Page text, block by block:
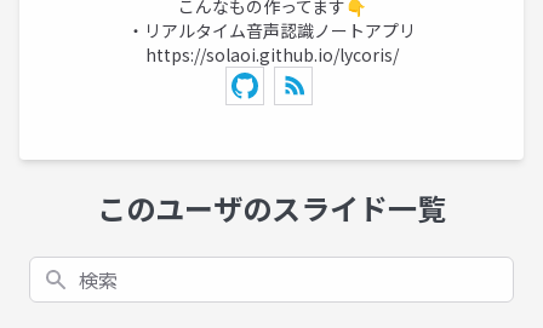
こんなもの作ってます👇
・リアルタイム音声認識ノートアプリ
https://solaoi.github.io/lycoris/
このユーザのスライド一覧
検索